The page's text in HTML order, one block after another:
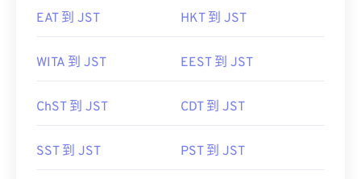
EAT 到 JST HKT 到 JST
WITA 到 JST EEST 到 JST
ChST 到 JST CDT 到 JST
SST 到 JST PST 到 JST